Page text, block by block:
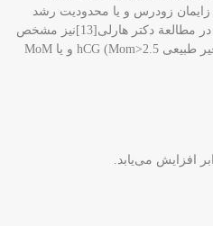
زایمان زودرس و یا محدودیت رشد
داخل رحمی (IUGR) روی می‌دهد. در مطالعة دکتر هارلی[13]نیز مشخص